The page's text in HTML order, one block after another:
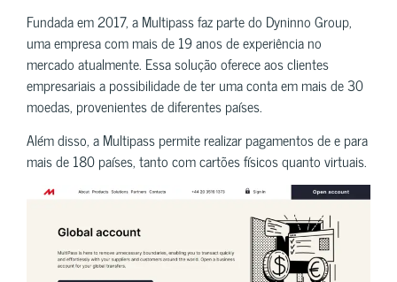
Fundada em 2017, a Multipass faz parte do Dyninno Group,
uma empresa com mais de 19 anos de experiência no
mercado atualmente. Essa solução oferece aos clientes
empresariais a possibilidade de ter uma conta em mais de 30
moedas, provenientes de diferentes países.
Além disso, a Multipass permite realizar pagamentos de e para
mais de 180 países, tanto com cartões físicos quanto virtuais.